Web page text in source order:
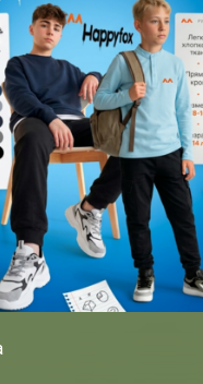
расходы,
4-5%
прочитайте
ее
цены на